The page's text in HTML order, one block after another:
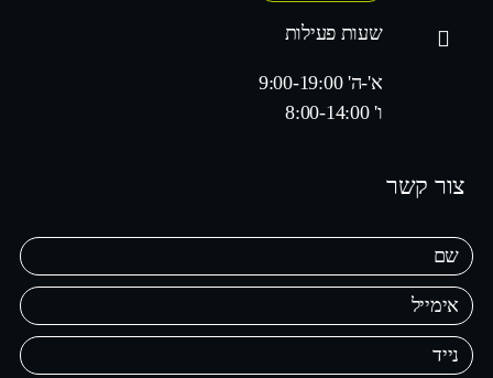
שעות פעילות
א'-ה' 9:00-19:00
ו' 8:00-14:00
צור קשר